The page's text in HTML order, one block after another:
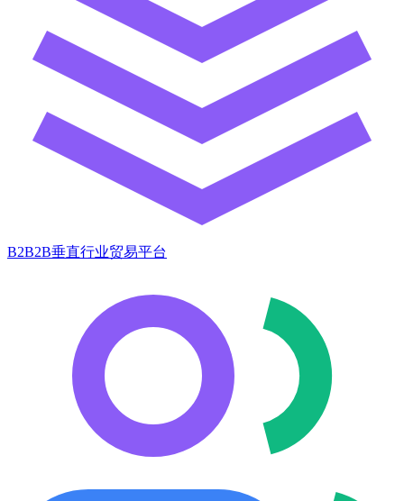
B2B2B垂直行业贸易平台